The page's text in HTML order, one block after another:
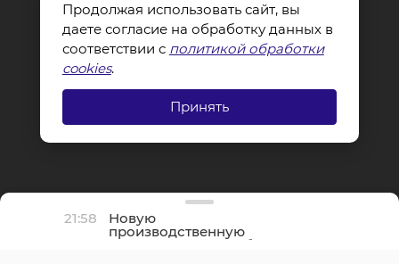
21:58 Новую
производственную
площадку птицефабрики
Продолжая использовать сайт, вы
даете согласие на обработку данных в
соответствии с политикой обработки
cookies.
Принять